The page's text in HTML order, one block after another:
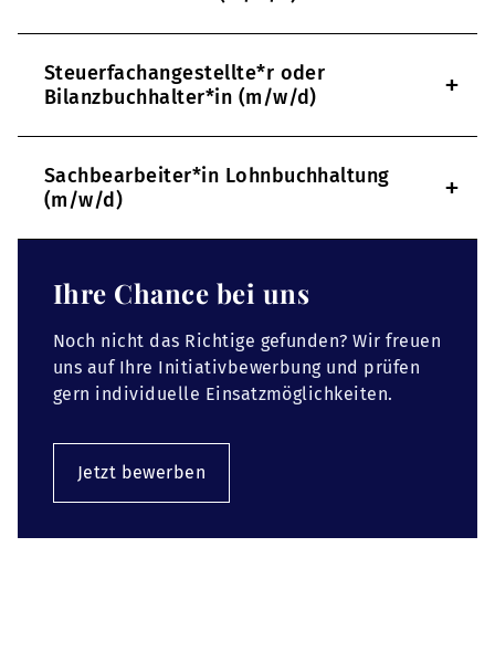
Steuerfachangestellte*r oder
Bilanzbuchhalter*in (m/w/d)
+
Sachbearbeiter*in Lohnbuchhaltung
(m/w/d)
+
Ihre Chance bei uns
Noch nicht das Richtige gefunden? Wir freuen
uns auf Ihre Initiativbewerbung und prüfen
gern individuelle Einsatzmöglichkeiten.
Jetzt bewerben